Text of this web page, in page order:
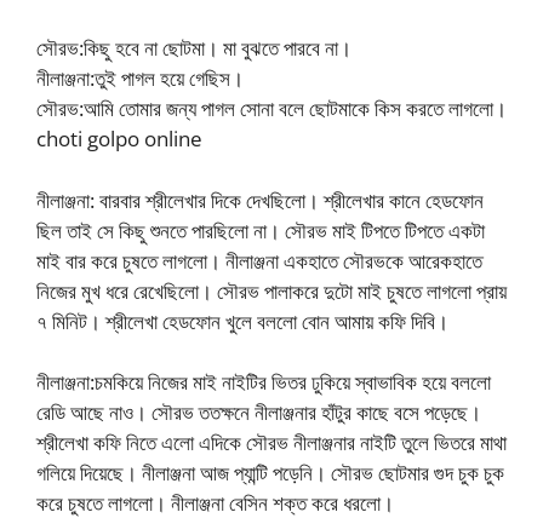
সৌরভ:কিছু হবে না ছোটমা। মা বুঝতে পারবে না।
নীলাঞ্জনা:তুই পাগল হয়ে গেছিস।
সৌরভ:আমি তোমার জন্য পাগল সোনা বলে ছোটমাকে কিস করতে লাগলো।
choti golpo online
নীলাঞ্জনা: বারবার শ্রীলেখার দিকে দেখছিলো। শ্রীলেখার কানে হেডফোন
ছিল তাই সে কিছু শুনতে পারছিলো না। সৌরভ মাই টিপতে টিপতে একটা
মাই বার করে চুষতে লাগলো। নীলাঞ্জনা একহাতে সৌরভকে আরেকহাতে
নিজের মুখ ধরে রেখেছিলো। সৌরভ পালাকরে দুটো মাই চুষতে লাগলো প্রায়
৭ মিনিট। শ্রীলেখা হেডফোন খুলে বললো বোন আমায় কফি দিবি।
নীলাঞ্জনা:চমকিয়ে নিজের মাই নাইটির ভিতর ঢুকিয়ে স্বাভাবিক হয়ে বললো
রেডি আছে নাও। সৌরভ ততক্ষনে নীলাঞ্জনার হাঁটুর কাছে বসে পড়েছে।
শ্রীলেখা কফি নিতে এলো এদিকে সৌরভ নীলাঞ্জনার নাইটি তুলে ভিতরে মাথা
গলিয়ে দিয়েছে। নীলাঞ্জনা আজ প্যান্টি পড়েনি। সৌরভ ছোটমার গুদ চুক চুক
করে চুষতে লাগলো। নীলাঞ্জনা বেসিন শক্ত করে ধরলো।